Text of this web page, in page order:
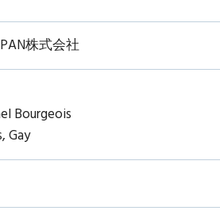
株式会社
Bourgeois
Gay